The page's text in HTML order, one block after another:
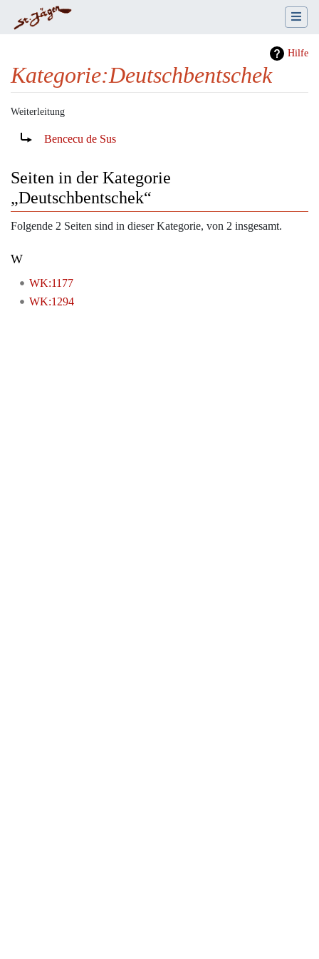
Hilfe
Kategorie:Deutschbentschek
Weiterleitung
Bencecu de Sus
Seiten in der Kategorie
„Deutschbentschek“
Folgende 2 Seiten sind in dieser Kategorie, von 2 insgesamt.
W
WK:1177
WK:1294